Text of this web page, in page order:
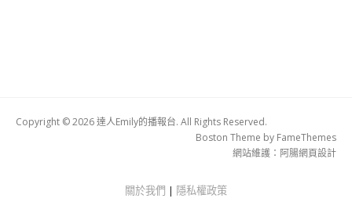
Copyright © 2026 達人Emily的播報台. All Rights Reserved.
Boston Theme by FameThemes
網站維護： 阿腸網頁設計
關於我們 | 隱私權政策